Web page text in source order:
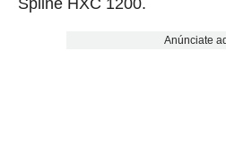
Spline HXC 1200.
Anúnciate